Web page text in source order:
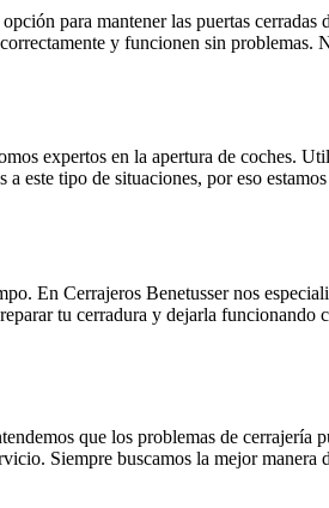
para mantener las puertas
y funcionen sin problemas.
expertos en la apertura de coches.
este tipo de situaciones, por eso
En Cerrajeros Benetusser nos
tu cerradura y dejarla
que los problemas de
Siempre buscamos la mejor